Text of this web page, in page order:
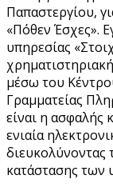
Παπαστεργίου,
«Πόθεν Έσχες».
υπηρεσίας
μέσω του
Γραμματείας
είναι η ασφαλής
ενιαία
διευκολύνοντας
κατάστασης των